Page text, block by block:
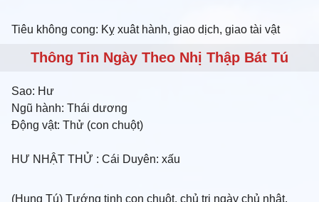
Tiêu không cong: Kỵ xuât hành, giao dịch, giao tài vật
Thông Tin Ngày Theo Nhị Thập Bát Tú
Sao: Hư
Ngũ hành: Thái dương
Động vật: Thử (con chuột)
HƯ NHẬT THỬ : Cái Duyên: xấu
(Hung Tú) Tướng tinh con chuột, chủ trị ngày chủ nhật.